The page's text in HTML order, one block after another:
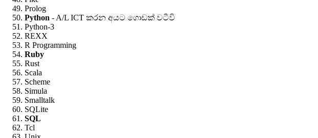
Prolog
Python - A/L ICT කරන අයට ගොඩක් වටීවි
Python-3
REXX
R Programming
Ruby
Rust
Scala
Scheme
Simula
Smalltalk
SQLite
SQL
Tcl